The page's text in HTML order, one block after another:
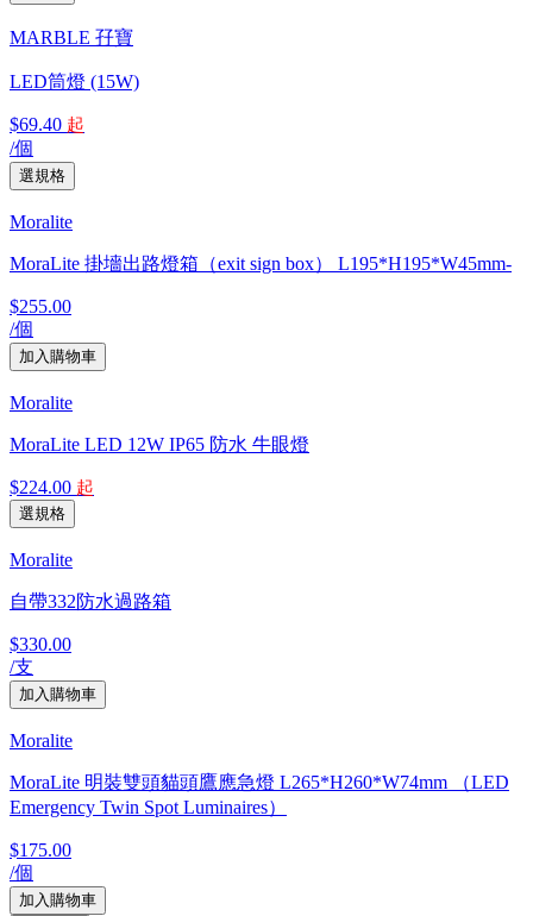
MARBLE 孖寶
LED筒燈 (15W)
$69.40 起
/個
Moralite
MoraLite 掛墻出路燈箱（exit sign box） L195*H195*W45mm-
$255.00
/個
Moralite
MoraLite LED 12W IP65 防水 牛眼燈
$224.00 起
Moralite
自帶332防水過路箱
$330.00
/支
Moralite
MoraLite 明裝雙頭貓頭鷹應急燈 L265*H260*W74mm （LED
Emergency Twin Spot Luminaires）
$175.00
/個